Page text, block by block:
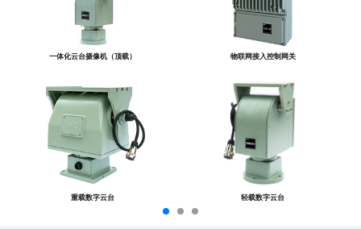
一体化云台摄像机（顶载） 物联网接入控制网关
重载数字云台 轻载数字云台